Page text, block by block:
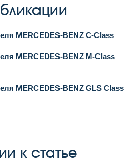
MERCEDES-BENZ C-Class
MERCEDES-BENZ M-Class
MERCEDES-BENZ GLS Class
к статье